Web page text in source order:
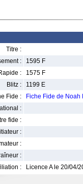
Titre :
:
1595 F
:
1575 F
Blitz :
1199 E
Fide :
Fiche Fide de Noah
:
fide :
:
:
:
:
Licence A le 20/04/